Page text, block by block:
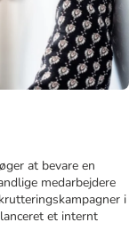
at bevare en
medarbejdere
i
et internt